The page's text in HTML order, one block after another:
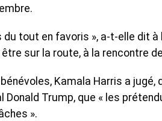
du tout en favoris », a-t-elle dit
sur la route, à la rencontre
Kamala Harris a
Donald Trump, que « les
».